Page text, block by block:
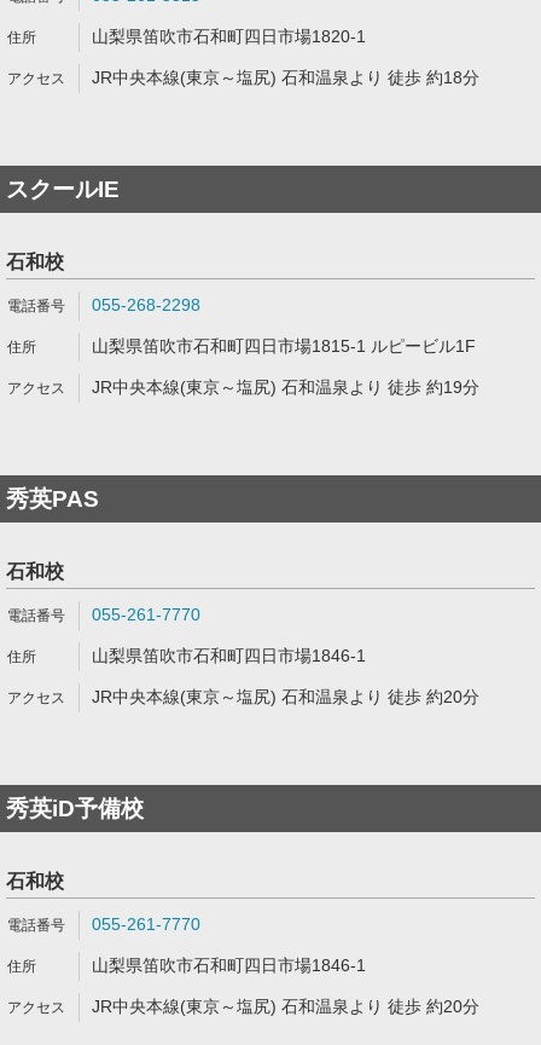
山梨県笛吹市石和町四日市場1820-1
JR中央本線(東京～塩尻) 石和温泉より 徒歩 約18分
スクールIE
石和校
055-268-2298
山梨県笛吹市石和町四日市場1815-1 ルピービル1F
JR中央本線(東京～塩尻) 石和温泉より 徒歩 約19分
秀英PAS
石和校
055-261-7770
山梨県笛吹市石和町四日市場1846-1
JR中央本線(東京～塩尻) 石和温泉より 徒歩 約20分
秀英iD予備校
石和校
055-261-7770
山梨県笛吹市石和町四日市場1846-1
JR中央本線(東京～塩尻) 石和温泉より 徒歩 約20分